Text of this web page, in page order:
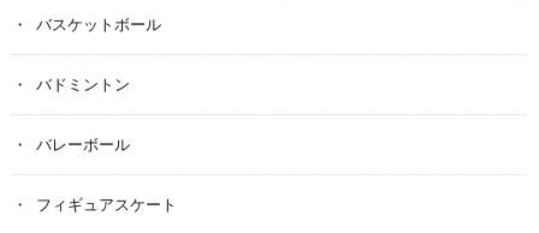
バスケットボール
バドミントン
バレーボール
フィギュアスケート